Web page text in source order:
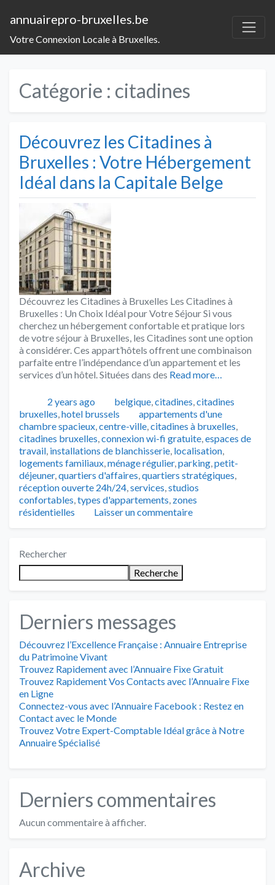
annuairepro-bruxelles.be
Votre Connexion Locale à Bruxelles.
Catégorie : citadines
Découvrez les Citadines à
Bruxelles : Votre Hébergement
Idéal dans la Capitale Belge
Découvrez les Citadines à Bruxelles Les Citadines à
Bruxelles : Un Choix Idéal pour Votre Séjour Si vous
cherchez un hébergement confortable et pratique lors
de votre séjour à Bruxelles, les Citadines sont une option
à considérer. Ces appart’hôtels offrent une combinaison
parfaite entre l’indépendance d’un appartement et les
services d’un hôtel. Situées dans des Read more…
Publié2 years ago Catégories
belgique,citadines,citadines
bruxelles,hotel brussels Tags
appartements d'une
chambre spacieux,centre-ville,citadines à bruxelles,
citadines bruxelles,connexion wi-fi gratuite,espaces de
travail, installations de blanchisserie, localisation,
logements familiaux,ménage régulier,parking,petit-
déjeuner,quartiers d'affaires,quartiers stratégiques,
réception ouverte 24h/24,services,studios
confortables,types d'appartements, zones
résidentielles
Laisser un commentaire
Rechercher
Recherche
Derniers messages
Découvrez l’Excellence Française : Annuaire Entreprise
du Patrimoine Vivant
Trouvez Rapidement avec l’Annuaire Fixe Gratuit
Trouvez Rapidement Vos Contacts avec l’Annuaire Fixe
en Ligne
Connectez-vous avec l’Annuaire Facebook : Restez en
Contact avec le Monde
Trouvez Votre Expert-Comptable Idéal grâce à Notre
Annuaire Spécialisé
Derniers commentaires
Aucun commentaire à afficher.
Archive